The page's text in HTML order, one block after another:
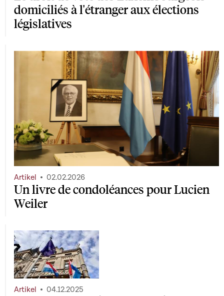
domiciliés à l'étranger aux élections
législatives
Un livre de condoléances pour Lucien
Weiler
Artikel 02.02.2026
Artikel 04.12.2025